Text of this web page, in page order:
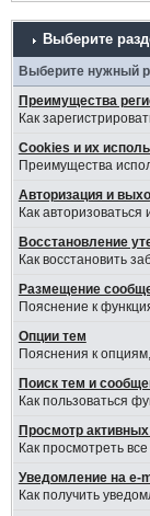
Выберите
Выберите нужный
Преимущества
Как
Cookies и их
Преимущества
Авторизация и
Как
Восстановление
Как восстановить
Размещение
Пояснение к
Опции тем
Пояснения к
Поиск тем и
Как пользоваться
Просмотр
Как просмотреть
Уведомление на е-
Как получить